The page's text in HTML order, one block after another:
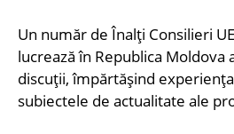
Un număr de Înalți Consilieri
lucrează în Republica Moldova
discuții, împărtășind
subiectele de actualitate ale